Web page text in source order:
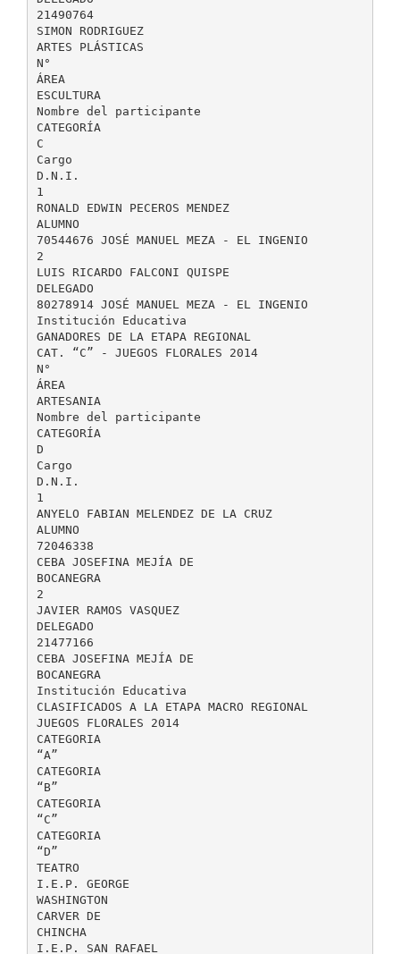
21490764
SIMON RODRIGUEZ
ARTES PLÁSTICAS
N°
ÁREA
ESCULTURA
Nombre del participante
CATEGORÍA
C
Cargo
D.N.I.
1
RONALD EDWIN PECEROS MENDEZ
ALUMNO
70544676 JOSÉ MANUEL MEZA - EL INGENIO
2
LUIS RICARDO FALCONI QUISPE
DELEGADO
80278914 JOSÉ MANUEL MEZA - EL INGENIO
Institución Educativa
GANADORES DE LA ETAPA REGIONAL
CAT. “C” - JUEGOS FLORALES 2014
N°
ÁREA
ARTESANIA
Nombre del participante
CATEGORÍA
D
Cargo
D.N.I.
1
ANYELO FABIAN MELENDEZ DE LA CRUZ
ALUMNO
72046338
CEBA JOSEFINA MEJÍA DE
BOCANEGRA
2
JAVIER RAMOS VASQUEZ
DELEGADO
21477166
CEBA JOSEFINA MEJÍA DE
BOCANEGRA
Institución Educativa
CLASIFICADOS A LA ETAPA MACRO REGIONAL
JUEGOS FLORALES 2014
CATEGORIA
“A”
CATEGORIA
“B”
CATEGORIA
“C”
CATEGORIA
“D”
TEATRO
I.E.P. GEORGE
WASHINGTON
CARVER DE
CHINCHA
I.E.P. SAN RAFAEL